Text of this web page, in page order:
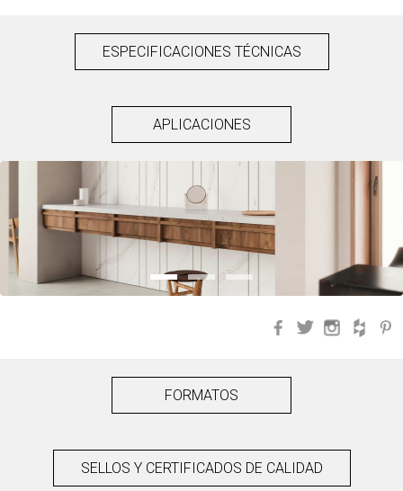
ESPECIFICACIONES TÉCNICAS
APLICACIONES
Facebook
Twitter
FORMATOS
SELLOS Y CERTIFICADOS DE CALIDAD